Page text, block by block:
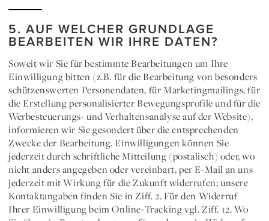
5. AUF WELCHER GRUNDLAGE
BEARBEITEN WIR IHRE DATEN?
Soweit wir Sie für bestimmte Bearbeitungen um Ihre
Einwilligung bitten (z.B. für die Bearbeitung von besonders
schützenswerten Personendaten, für Marketingmailings, für
die Erstellung personalisierter Bewegungsprofile und für die
Werbesteuerungs- und Verhaltensanalyse auf der Website),
informieren wir Sie gesondert über die entsprechenden
Zwecke der Bearbeitung. Einwilligungen können Sie
jederzeit durch schriftliche Mitteilung (postalisch) oder, wo
nicht anders angegeben oder vereinbart, per E-Mail an uns
jederzeit mit Wirkung für die Zukunft widerrufen; unsere
Kontaktangaben finden Sie in Ziff. 2. Für den Widerruf
Ihrer Einwilligung beim Online-Tracking vgl. Ziff. 12. Wo